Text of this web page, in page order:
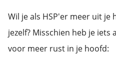
Wil je als HSP'er meer uit je
jezelf? Misschien heb je
voor meer rust in je hoofd: